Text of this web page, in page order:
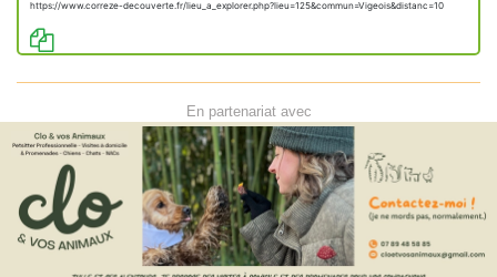
https://www.correze-decouverte.fr/lieu_a_explorer.php?lieu=125&commun=Vigeois&distanc=10
En partenariat avec